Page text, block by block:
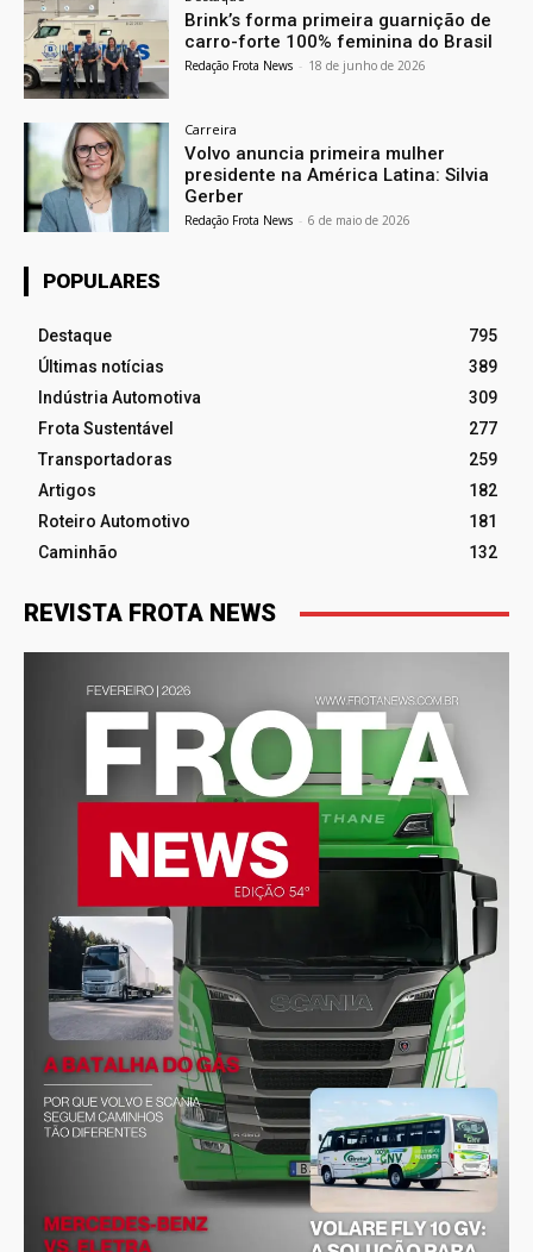
Brink’s forma primeira guarnição de
carro-forte 100% feminina do Brasil
Redação Frota News - 18 de junho de 2026
Carreira
Volvo anuncia primeira mulher
presidente na América Latina: Silvia
Gerber
Redação Frota News - 6 de maio de 2026
POPULARES
Destaque
795
Últimas notícias
389
Indústria Automotiva
309
Frota Sustentável
277
Transportadoras
259
Artigos
182
Roteiro Automotivo
181
Caminhão
132
REVISTA FROTA NEWS